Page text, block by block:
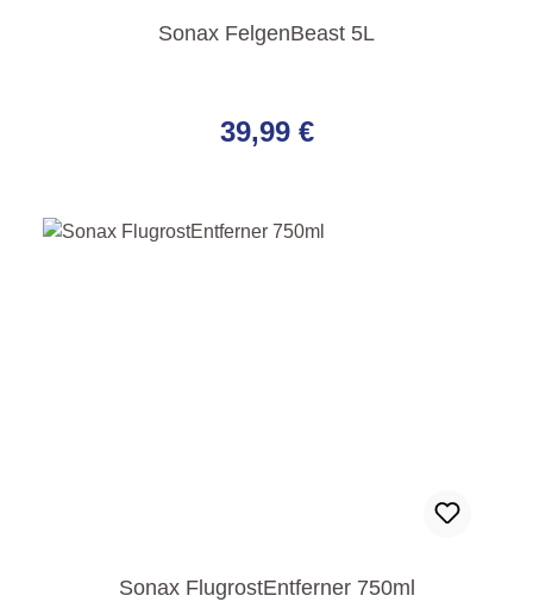
Sonax FelgenBeast 5L
39,99 €
Sonax FlugrostEntferner 750ml